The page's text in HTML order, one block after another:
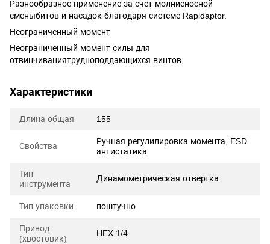
Разнообразное применение за счет молниеносной
сменыбитов и насадок благодаря системе Rapidaptor.
Неограниченный момент
Неограниченный момент силы для
отвинчиваниятрудноподдающихся винтов.
Характеристики
Длина общая 155
Свойства
Ручная регулилировка момента, ESD
антистатика
Тип
инструмента
Динамометрическая отвертка
Тип упаковки поштучно
Привод
(хвостовик)
HEX 1/4